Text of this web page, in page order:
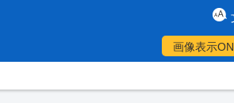
画像表示ON